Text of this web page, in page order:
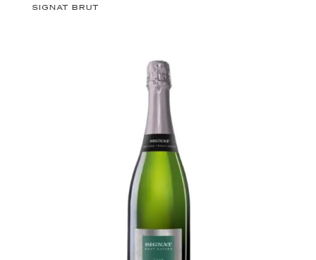
SIGNAT BRUT